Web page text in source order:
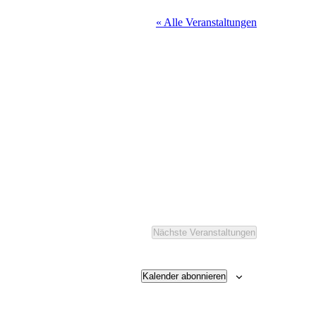
« Alle Veranstaltungen
Nächste Veranstaltungen
Kalender abonnieren